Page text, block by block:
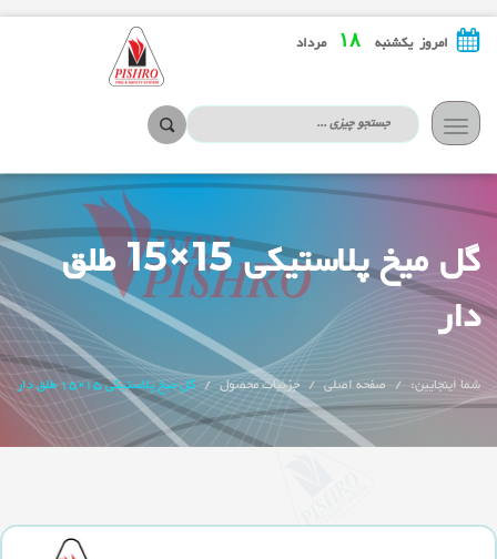
امروز یکشنبه مرداد
تعویض
ناوبری
گل میخ پلاستیکی 15×15 طلق
دار
شما اینجایین: صفحه اصلی جزئیات محصول گل میخ پلاستیکی 15×15 طلق دار